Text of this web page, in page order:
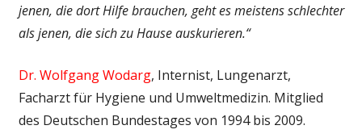
jenen, die dort Hilfe brauchen, geht es meistens schlechter
als jenen, die sich zu Hause auskurieren.“
Dr. Wolfgang Wodarg, Internist, Lungenarzt,
Facharzt für Hygiene und Umweltmedizin. Mitglied
des Deutschen Bundestages von 1994 bis 2009.